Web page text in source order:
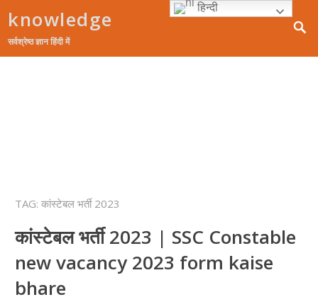
knowledge
सर्वश्रेष्ठ ज्ञान हिंदी में
TAG:कांस्टेबल भर्ती 2023
कांस्टेबल भर्ती 2023 | SSC Constable
new vacancy 2023 form kaise
bhare
हिन्दी